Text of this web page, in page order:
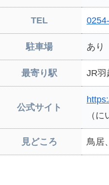
TEL
駐車場 あり
最寄り駅 JR羽
公式サイト
（
見どころ 鳥居